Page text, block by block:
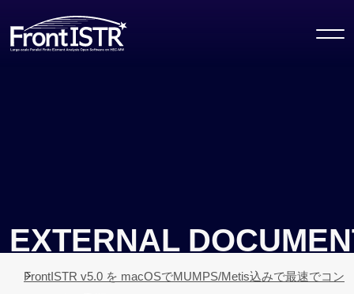
EXTERNAL
FrontISTR v5.0 を macOSでMUMPS/Metis込みで最速でコン